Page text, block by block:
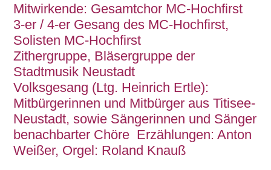
Mitwirkende: Gesamtchor MC-Hochfirst
3-er / 4-er Gesang des MC-Hochfirst,
Solisten MC-Hochfirst
Zithergruppe, Bläsergruppe der
Stadtmusik Neustadt
Volksgesang (Ltg. Heinrich Ertle):
Mitbürgerinnen und Mitbürger aus Titisee-
Neustadt, sowie Sängerinnen und Sänger
benachbarter Chöre Erzählungen: Anton
Weißer, Orgel: Roland Knauß